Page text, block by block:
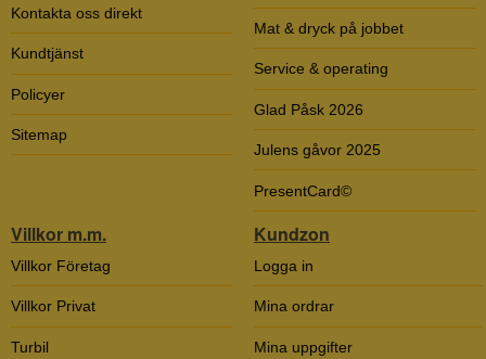
Kontakta oss direkt
Kundtjänst
Policyer
Sitemap
Mat & dryck på jobbet
Service & operating
Glad Påsk 2026
Julens gåvor 2025
PresentCard©
Villkor m.m.
Villkor Företag
Villkor Privat
Turbil
Kundzon
Logga in
Mina ordrar
Mina uppgifter